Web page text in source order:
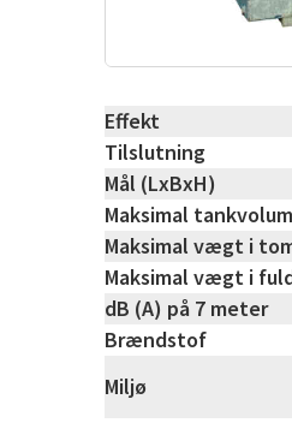
Effekt
Tilslutning
Mål (LxBxH)
Maksimal
Maksimal vægt i
Maksimal vægt i
dB (A) på 7 meter
Brændstof
Miljø